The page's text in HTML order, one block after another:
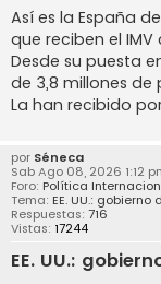
Así es la España
que reciben el IMV
Desde su puesta
de 3,8 millones
La han recibido
por Séneca
Sab Ago 08, 2026 1:12
Foro: Política
Tema: EE. UU.:
Respuestas: 716
Vistas: 17244
EE. UU.: